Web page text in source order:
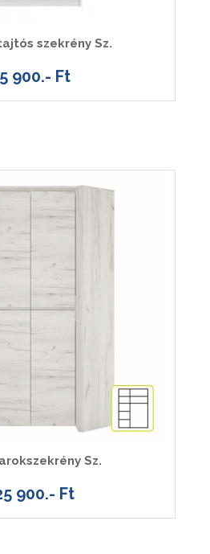
szekrény Sz.
900.- Ft
Sz.
900.- Ft